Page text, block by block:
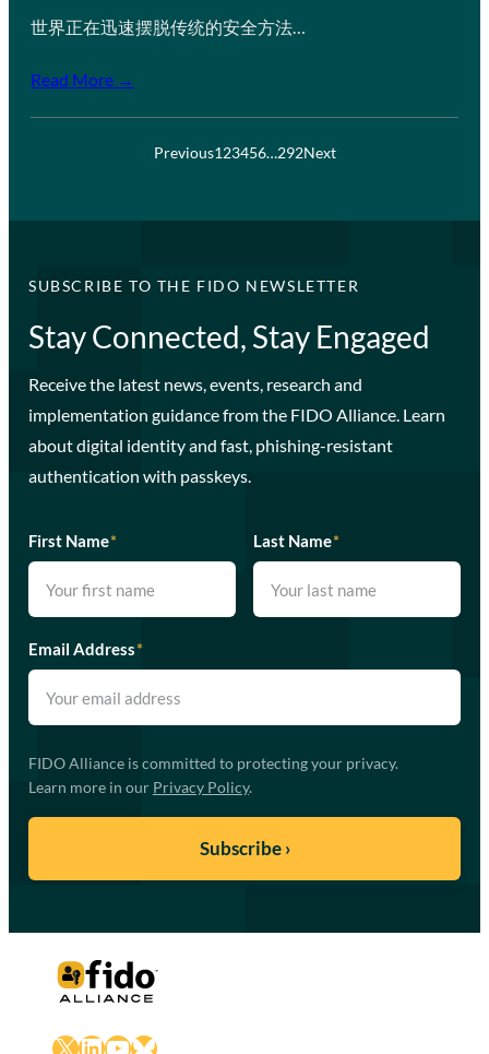
世界正在迅速摆脱传统的安全方法…
Read More →
Previous123456…292Next
SUBSCRIBE TO THE FIDO NEWSLETTER
Stay Connected, Stay Engaged
Receive the latest news, events, research and
implementation guidance from the FIDO Alliance. Learn
about digital identity and fast, phishing-resistant
authentication with passkeys.
First Name* Last Name*
Email Address*
FIDO Alliance is committed to protecting your privacy.
Learn more in our Privacy Policy.
X LinkedIn
YouTube
Bluesky